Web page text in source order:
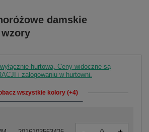
damskie
hurtową. Ceny widoczne są
i zalogowaniu w hurtowni.
wszystkie kolory (+4)